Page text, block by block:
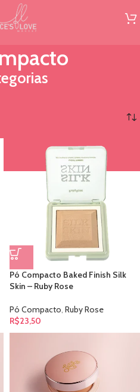
Pó Compacto Baked Finish Silk
Skin – Ruby Rose
Pó Compacto, Ruby Rose
R$23,50